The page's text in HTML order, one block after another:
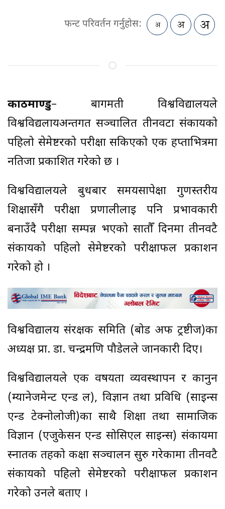
फन्ट परिवर्तन गर्नुहोस:
काठमाण्डु– बागमती विश्वविद्यालयले
विश्वविद्यलायअन्तर्गत सञ्चालित तीनवटा संकायको
पहिलो सेमेष्टरको परीक्षा सकिएको एक हप्ताभित्रमा
नतिजा प्रकाशित गरेको छ ।
विश्वविद्यालयले बुधबार समयसापेक्षा गुणस्तरीय
शिक्षासँगै परीक्षा प्रणालीलाई पनि प्रभावकारी
बनाउँदै परीक्षा सम्पन्न भएको सातौँ दिनमा तीनवटै
संकायको पहिलो सेमेष्टरको परीक्षाफल प्रकाशन
गरेको हो ।
विश्वविद्यालय संरक्षक समिति (बोर्ड अफ ट्रष्टीज)का
अध्यक्ष प्रा. डा. चन्द्रमणि पौडेलले जानकारी दिए।
विश्वविद्यालयले एक वर्षयता व्यवस्थापन र कानुन
(म्यानेजमेन्ट एन्ड ल), विज्ञान तथा प्रविधि (साइन्स
एन्ड टेक्नोलोजी)का साथै शिक्षा तथा सामाजिक
विज्ञान (एजुकेसन एन्ड सोसिएल साइन्स) संकायमा
स्नातक तहको कक्षा सञ्चालन सुरु गरेकामा तीनवटै
संकायको पहिलो सेमेष्टरको परीक्षाफल प्रकाशन
गरेको उनले बताए ।